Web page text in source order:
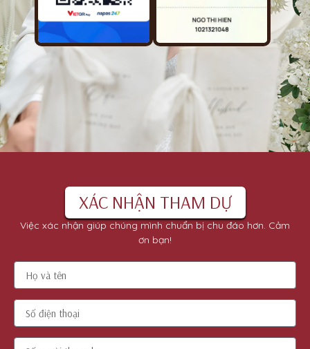
XÁC NHẬN THAM DỰ
Việc xác nhận giúp chúng mình chuẩn bị chu đáo hơn. Cảm
ơn bạn!